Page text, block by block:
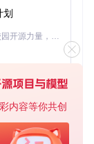
内容等你共创
划
「源启盛夏」暑期校园开发者成长计划旨在激活校园开源力量，通过积分激励、认证扶持、资源倾斜等形式，引导高校组织和开发者完成「入驻 — 建项目 — 做贡献 — 获认证 — 得资源」的完整闭环。无论你是想带领社团入驻平台的组织者，还是希望用代码贡献证明自己的开发者，都能在这里找到属于你的成长路径。
基于Python的Xiaozhi AI，适用于想要完整Xiaozhi体验而无需拥有专用硬件的用户。